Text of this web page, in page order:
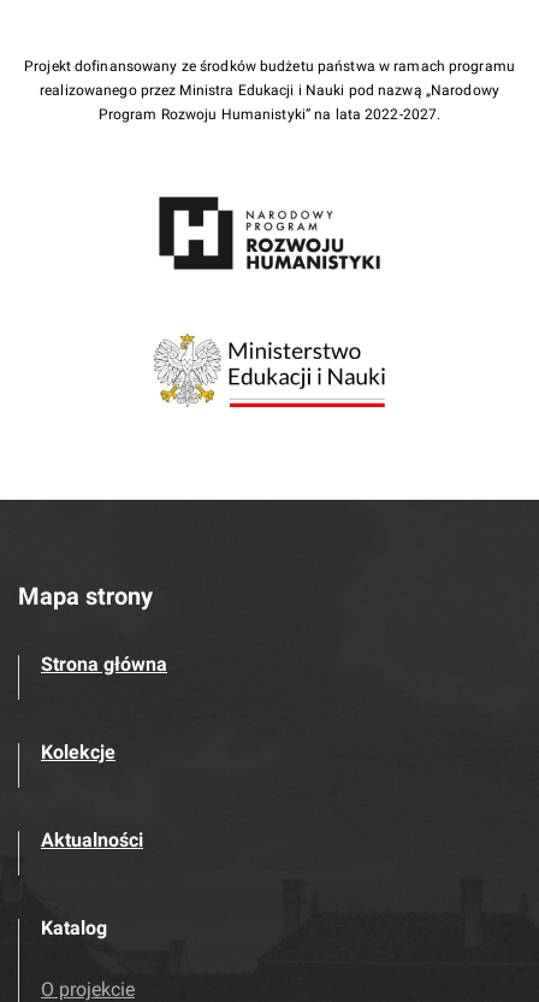
Projekt dofinansowany ze środków budżetu państwa w ramach programu
realizowanego przez Ministra Edukacji i Nauki pod nazwą „Narodowy
Program Rozwoju Humanistyki” na lata 2022-2027.
Mapa strony
Strona główna
Kolekcje
Aktualności
Katalog
O projekcie